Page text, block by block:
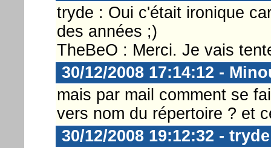
tryde : Oui c'était ironique
des années ;)
TheBeO : Merci. Je vais
30/12/2008 17:14:12 -
mais par mail comment se
vers nom du répertoire ? et
30/12/2008 19:12:32 - tryde